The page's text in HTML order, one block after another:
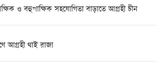
ও বহুপাক্ষিক সহযোগিতা বাড়াতে আগ্রহী চীন
আগ্রহী থাই রাজা